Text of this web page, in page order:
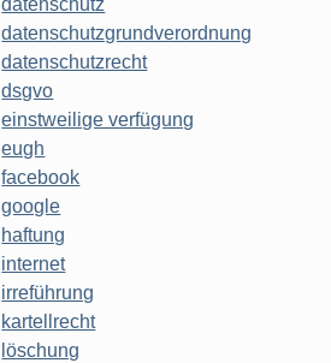
datenschutz
datenschutzgrundverordnung
datenschutzrecht
dsgvo
einstweilige verfügung
eugh
facebook
google
haftung
internet
irreführung
kartellrecht
löschung